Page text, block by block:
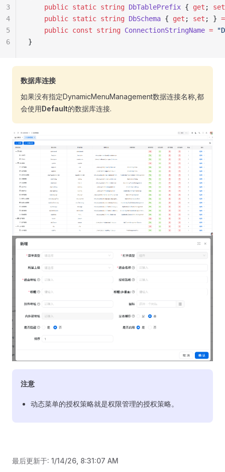
    public
static string DbTablePrefix { get ; set
    public
static string DbSchema { get ; set ; } =
    public
const string ConnectionStringName =
}
3
4
5
6
数据库连接
如果没有指定DynamicMenuManagement数据连接名称,都
会使用Default的数据库连接.
注意
动态菜单的授权策略就是权限管理的授权策略。
最后更新于: 1/14/26, 8:31:07 AM